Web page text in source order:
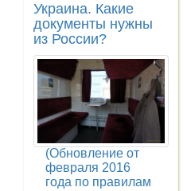
Украина. Какие
документы нужны
из России?
(Обновление от
февраля 2016
года по правилам